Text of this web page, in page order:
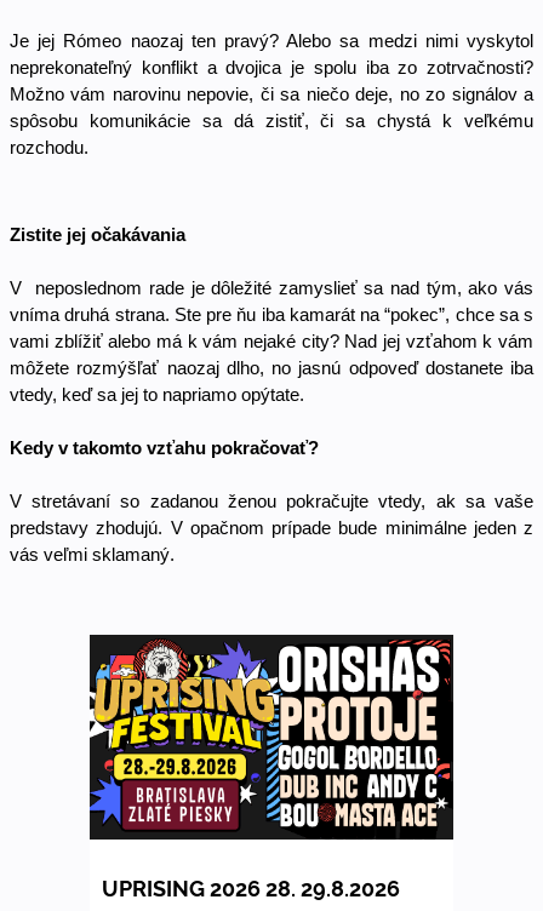
Je jej Rómeo naozaj ten pravý? Alebo sa medzi nimi vyskytol
neprekonateľný konflikt a dvojica je spolu iba zo zotrvačnosti?
Možno vám narovinu nepovie, či sa niečo deje, no zo signálov a
spôsobu komunikácie sa dá zistiť, či sa chystá k veľkému
rozchodu.
Zistite jej očakávania
V  neposlednom rade je dôležité zamyslieť sa nad tým, ako vás
vníma druhá strana. Ste pre ňu iba kamarát na “pokec”, chce sa s
vami zblížiť alebo má k vám nejaké city? Nad jej vzťahom k vám
môžete rozmýšľať naozaj dlho, no jasnú odpoveď dostanete iba
vtedy, keď sa jej to napriamo opýtate.
Kedy v takomto vzťahu pokračovať?
V stretávaní so zadanou ženou pokračujte vtedy, ak sa vaše
predstavy zhodujú. V opačnom prípade bude minimálne jeden z
vás veľmi sklamaný.